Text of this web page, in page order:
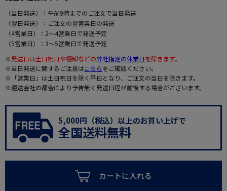
（当日発送）：午前9時までのご注文で当日発送
（翌日発送）：ご注文の翌営業日の発送
（4営業日）：2～4営業日で発送予定
（5営業日）：3～5営業日で発送予定
※発送日は土日祝日や棚卸などの弊社指定の休業日を除きます。
※当日発送に関するご注意はこちらをご確認ください。
※「営業日」は土日祝日を除く平日となり、ご注文の当日を除きます。
※運送会社の都合により予告無く発送日程が前後する場合がございます。
5,000円（税込）以上のお買い上げで
全国送料無料
カートに入れる